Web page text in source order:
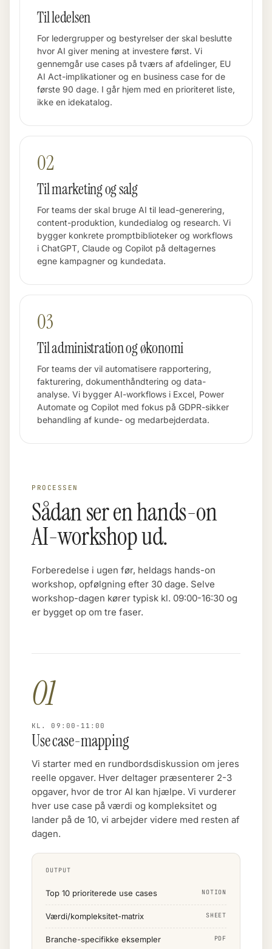
Til ledelsen
For ledergrupper og bestyrelser der skal beslutte
hvor AI giver mening at investere først. Vi
gennemgår use cases på tværs af afdelinger, EU
AI Act-implikationer og en business case for de
første 90 dage. I går hjem med en prioriteret liste,
ikke en idekatalog.
02
Til marketing og salg
For teams der skal bruge AI til lead-generering,
content-produktion, kundedialog og research. Vi
bygger konkrete promptbiblioteker og workflows
i ChatGPT, Claude og Copilot på deltagernes
egne kampagner og kundedata.
03
Til administration og økonomi
For teams der vil automatisere rapportering,
fakturering, dokumenthåndtering og data-
analyse. Vi bygger AI-workflows i Excel, Power
Automate og Copilot med fokus på GDPR-sikker
behandling af kunde- og medarbejderdata.
PROCESSEN
Sådan ser en hands-on
AI-workshop ud.
Forberedelse i ugen før, heldags hands-on
workshop, opfølgning efter 30 dage. Selve
workshop-dagen kører typisk kl. 09:00-16:30 og
er bygget op om tre faser.
01
KL. 09:00-11:00
Use case-mapping
Vi starter med en rundbordsdiskussion om jeres
reelle opgaver. Hver deltager præsenterer 2-3
opgaver, hvor de tror AI kan hjælpe. Vi vurderer
hver use case på værdi og kompleksitet og
lander på de 10, vi arbejder videre med resten af
dagen.
OUTPUT
Top 10 prioriterede use cases NOTION
Værdi/kompleksitet-matrix SHEET
Branche-specifikke eksempler PDF